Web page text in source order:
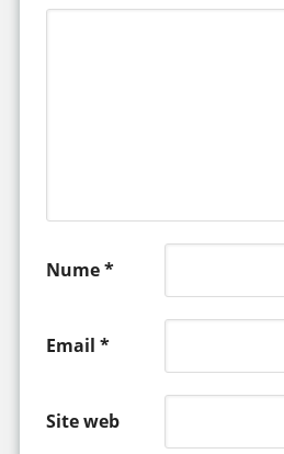
Nume*
Email *
Site web